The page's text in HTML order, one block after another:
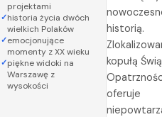
projektami
historia życia dwóch
wielkich Polaków
emocjonujące
momenty z XX wieku
piękne widoki na
Warszawę z
wysokości
historią.
kopułą
oferuje